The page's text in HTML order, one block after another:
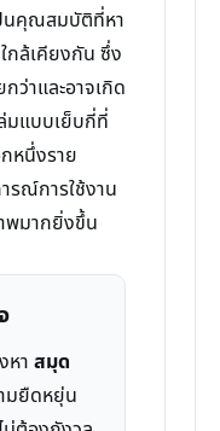
นคุณสมบัติที่หา
กล้เคียงกัน ซึ่ง
ว่าและอาจเกิด
มแบบเย็บกี่ที่
หนึ่งราย
รณ์การใช้งาน
พมากยิ่งขึ้น
หา สมุด
มยืดหยุ่น